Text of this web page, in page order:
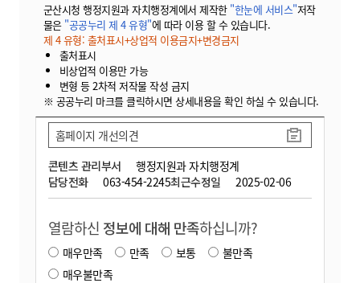
군산시청 행정지원과 자치행정계에서 제작한 "한눈에 서비스"저작
물은 "공공누리 제 4 유형"에 따라 이용 할 수 있습니다.
제 4 유형: 출처표시+상업적 이용금지+변경금지
출처표시
비상업적 이용만 가능
변형 등 2차적 저작물 작성 금지
※ 공공누리 마크를 클릭하시면 상세내용을 확인 하실 수 있습니다.
콘텐츠 관리부서
행정지원과 자치행정계
담당전화
063-454-2245최근수정일 2025-02-06
홈페이지 개선의견
열람하신 정보에 대해 만족하십니까?
매우만족 만족 보통
불만족
매우불만족